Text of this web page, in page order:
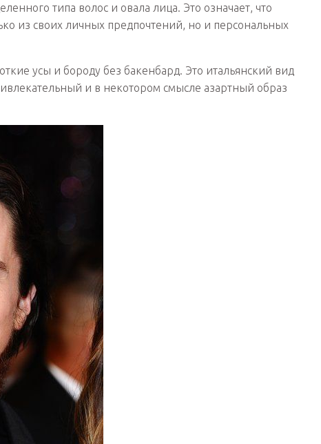
типа волос и овала лица. Это означает, что
из своих личных предпочтений, но и персональных
усы и бороду без бакенбард. Это итальянский вид
и в некотором смысле азартный образ